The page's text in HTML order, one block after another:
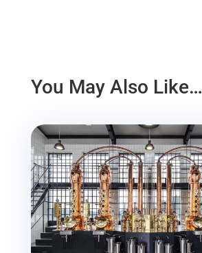
You May Also Like…